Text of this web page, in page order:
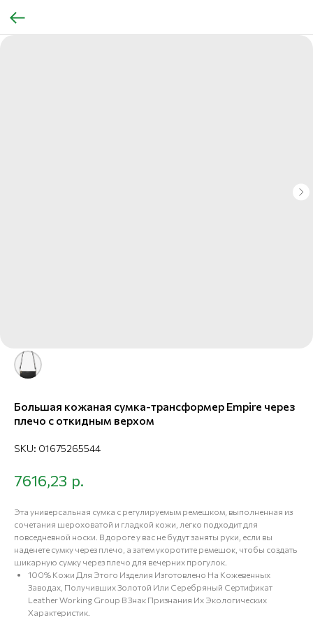
Большая кожаная сумка-трансформер Empire через
плечо с откидным верхом
SKU: 01675265544
7616,23 р.
Эта универсальная сумка с регулируемым ремешком, выполненная из
сочетания шероховатой и гладкой кожи, легко подходит для
повседневной носки. В дороге у вас не будут заняты руки, если вы
наденете сумку через плечо, а затем укоротите ремешок, чтобы создать
шикарную сумку через плечо для вечерних прогулок.
100% Кожи Для Этого Изделия Изготовлено На Кожевенных
Заводах, Получивших Золотой Или Серебряный Сертификат
Leather Working Group В Знак Признания Их Экологических
Характеристик.